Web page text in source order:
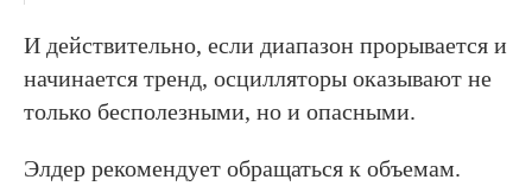
И действительно, если диапазон прорывается и
начинается тренд, осцилляторы оказывают не
только бесполезными, но и опасными.
Элдер рекомендует обращаться к объемам.